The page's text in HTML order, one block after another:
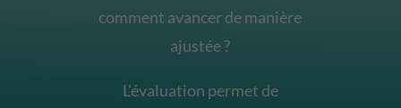
comment avancer de manière
ajustée ?
L’évaluation permet de